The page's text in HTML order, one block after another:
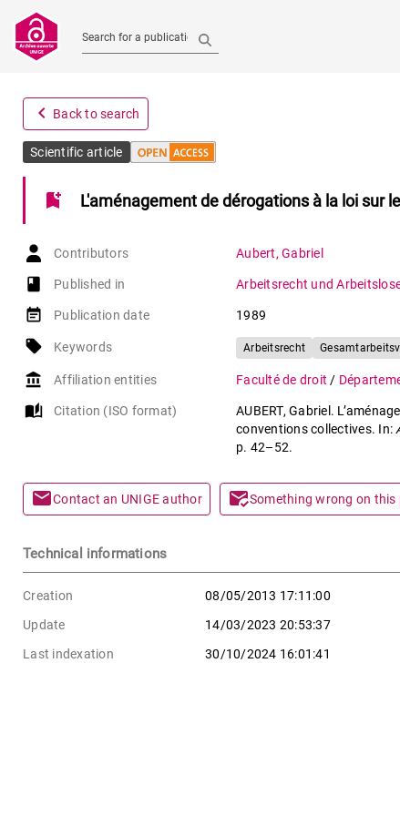
Search for a publication
navigate_before Back to search
Scientific article
bookmark_add L'aménagement de dérogations à la loi sur
Contributors Aubert, Gabriel
book-open
Published in Arbeitsrecht und
event_note Publication date 1989
local_offer Keywords Arbeitsrecht
account_balance Affiliation entities Faculté de droit /
auto_stories Citation (ISO format)
AUBERT, Gabriel.
conventions collectives. In:
p. 42–52.
mailContact an UNIGE author mark_email_readSomething wrong on this
Technical informations
Creation 08/05/2013 17:11:00
Update
14/03/2023 20:53:37
Last indexation
30/10/2024 16:01:41